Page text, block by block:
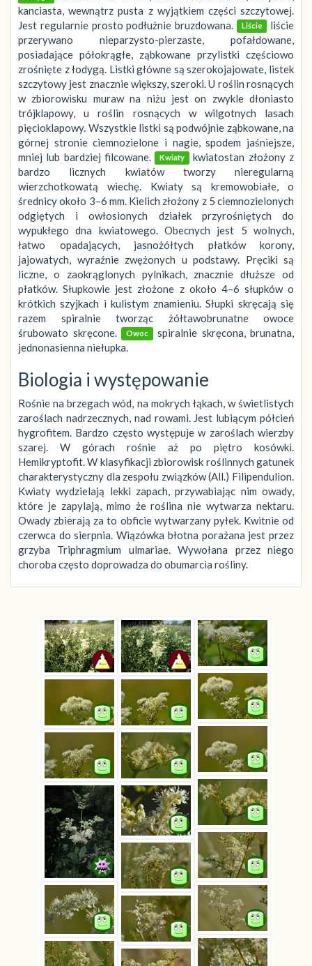
kanciasta, wewnątrz pusta z wyjątkiem części szczytowej.
Jest regularnie prosto podłużnie bruzdowana.
Liście
liście
przerywano nieparzysto-pierzaste, pofałdowane,
posiadające półokrągłe, ząbkowane przylistki częściowo
zrośnięte z łodygą. Listki główne są szerokojajowate, listek
szczytowy jest znacznie większy, szeroki. U roślin rosnących
w zbiorowisku muraw na niżu jest on zwykle dłoniasto
trójklapowy, u roślin rosnących w wilgotnych lasach
pięcioklapowy. Wszystkie listki są podwójnie ząbkowane, na
górnej stronie ciemnozielone i nagie, spodem jaśniejsze,
mniej lub bardziej filcowane.
Kwiaty kwiatostan złożony z
bardzo licznych kwiatów tworzy nieregularną
wierzchotkowatą wiechę. Kwiaty są kremowobiałe, o
średnicy około 3–6 mm. Kielich złożony z 5 ciemnozielonych
odgiętych i owłosionych działek przyrośniętych do
wypukłego dna kwiatowego. Obecnych jest 5 wolnych,
łatwo opadających, jasnożółtych płatków korony,
jajowatych, wyraźnie zwężonych u podstawy. Pręciki są
liczne, o zaokrąglonych pylnikach, znacznie dłuższe od
płatków. Słupkowie jest złożone z około 4–6 słupków o
krótkich szyjkach i kulistym znamieniu. Słupki skręcają się
razem spiralnie tworząc żółtawobrunatne owoce
śrubowato skręcone.
Owoc spiralnie skręcona, brunatna,
jednonasienna niełupka.
Biologia i występowanie
Rośnie na brzegach wód, na mokrych łąkach, w świetlistych
zaroślach nadrzecznych, nad rowami. Jest lubiącym półcień
hygrofitem. Bardzo często występuje w zaroślach wierzby
szarej. W górach rośnie aż po piętro kosówki.
Hemikryptofit. W klasyfikacji zbiorowisk roślinnych gatunek
charakterystyczny dla zespołu związków (All.) Filipendulion.
Kwiaty wydzielają lekki zapach, przywabiając nim owady,
które je zapylają, mimo że roślina nie wytwarza nektaru.
Owady zbierają za to obficie wytwarzany pyłek. Kwitnie od
czerwca do sierpnia. Wiązówka błotna porażana jest przez
grzyba Triphragmium ulmariae. Wywołana przez niego
choroba często doprowadza do obumarcia rośliny.